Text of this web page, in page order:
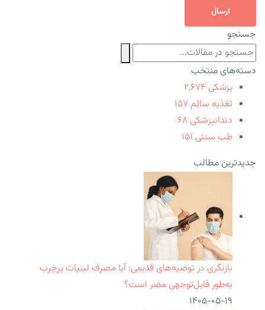
ارسال
جستجو
دسته‌های منتخب
پزشکی ۲,۶۷۴
تغذیه سالم ۱۵۷
دندانپزشکی ۶۸
طب سنتی ۱۵۱
جدیدترین مطالب
بازنگری در توصیه‌های قدیمی: آیا مصرف لبنیات پرچرب
به‌طور قابل‌توجهی مضر است؟
۱۴۰۵-۰۵-۱۹